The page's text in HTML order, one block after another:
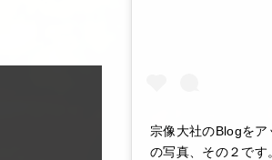
宗像大社のBlogを
の写真、その２で